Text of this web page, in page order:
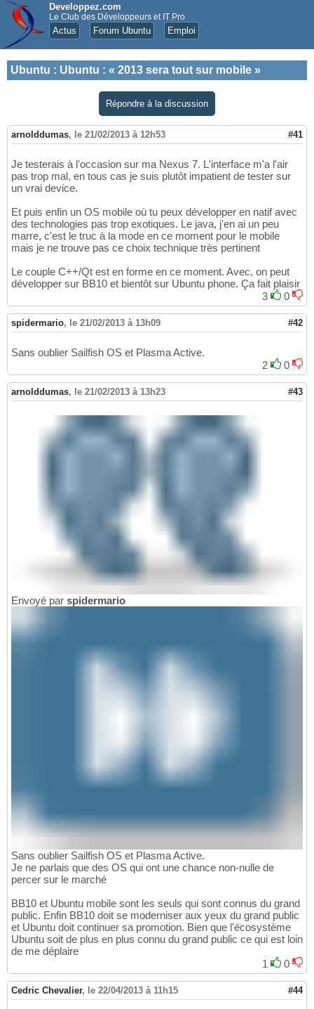
Developpez.com
Le Club des Développeurs et IT Pro
Actus Forum Ubuntu Emploi
Ubuntu : Ubuntu : « 2013 sera tout sur mobile »
Répondre à la discussion
arnolddumas, le 21/02/2013 à 12h53 #41
Je testerais à l'occasion sur ma Nexus 7. L'interface m'a l'air
pas trop mal, en tous cas je suis plutôt impatient de tester sur
un vrai device.
Et puis enfin un OS mobile où tu peux développer en natif avec
des technologies pas trop exotiques. Le java, j'en ai un peu
marre, c'est le truc à la mode en ce moment pour le mobile
mais je ne trouve pas ce choix technique très pertinent
Le couple C++/Qt est en forme en ce moment. Avec, on peut
développer sur BB10 et bientôt sur Ubuntu phone. Ça fait plaisir
3
0
spidermario, le 21/02/2013 à 13h09 #42
Sans oublier Sailfish OS et Plasma Active.
2
0
arnolddumas, le 21/02/2013 à 13h23 #43
Envoyé par spidermario
Sans oublier Sailfish OS et Plasma Active.
Je ne parlais que des OS qui ont une chance non-nulle de
percer sur le marché
BB10 et Ubuntu mobile sont les seuls qui sont connus du grand
public. Enfin BB10 doit se moderniser aux yeux du grand public
et Ubuntu doit continuer sa promotion. Bien que l'écosystème
Ubuntu soit de plus en plus connu du grand public ce qui est loin
de me déplaire
1
0
Cedric Chevalier, le 22/04/2013 à 11h15 #44